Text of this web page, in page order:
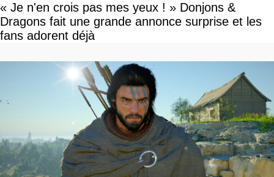
« Je n'en crois pas mes yeux ! » Donjons &
Dragons fait une grande annonce surprise et les
fans adorent déjà